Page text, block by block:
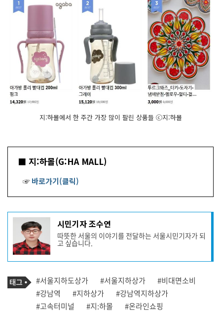
지:하몰에서 한 주간 가장 많이 팔린 상품들 ⓒ지:하몰
■ 지:하몰(G:HA MALL)
☞바로가기(클릭)
기
성
자
프
필
시민기자 조수연
따뜻한 서울의 이야기를 전달하는 서울시민기자가 되
고 싶습니다.
기
사
관
련
태
태
그
#서울지하도상가 #서울지하상가
#비대면소비
#강남역
#지하상가
#강남역지하상가
#고속터미널
#지:하몰 #온라인쇼핑